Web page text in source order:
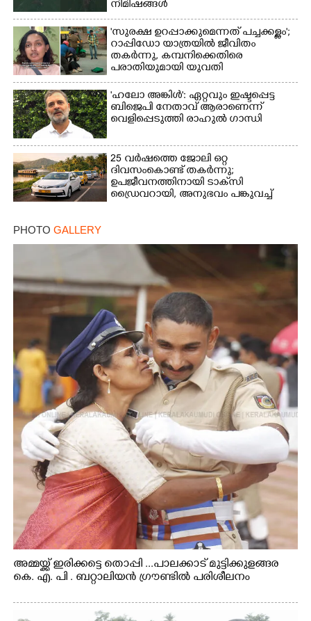
നിമിഷങ്ങൾ
'സുരക്ഷ ഉറപ്പാക്കുമെന്നത് പച്ചക്കള്ളം';
റാപ്പിഡോ യാത്രയിൽ ജീവിതം
തകർന്നു, കമ്പനിക്കെതിരെ
പരാതിയുമായി യുവതി
'ഹലോ അങ്കിൾ': ഏറ്റവും ഇഷ്ടപ്പെട്ട
ബിജെപി നേതാവ് ആരാണെന്ന്
വെളിപ്പെടുത്തി രാഹുൽ ഗാന്ധി
25 വർഷത്തെ ജോലി ഒറ്റ
ദിവസംകൊണ്ട് തകർന്നു;
ഉപജീവനത്തിനായി ടാക്‌സി
ഡ്രൈവറായി,​ അനുഭവം പങ്കുവച്ച്
PHOTO GALLERY
അമ്മയ്ക്ക് ഇരിക്കട്ടെ തൊപ്പി ...പാലക്കാട് മുട്ടിക്കുളങ്ങര
കെ. എ. പി . ബറ്റാലിയൻ ഗ്രൗണ്ടിൽ പരിശീലനം